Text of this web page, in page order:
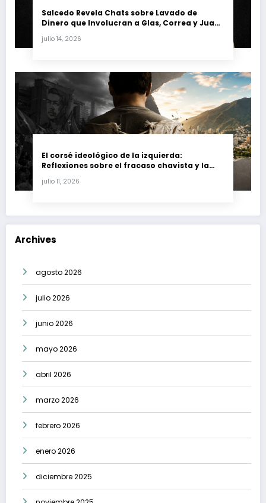
Salcedo Revela Chats sobre Lavado de
Dinero que Involucran a Glas, Correa y Juan
julio 14, 2026
El corsé ideológico de la izquierda:
Reflexiones sobre el fracaso chavista y la
julio 11, 2026
Archives
agosto 2026
julio 2026
junio 2026
mayo 2026
abril 2026
marzo 2026
febrero 2026
enero 2026
diciembre 2025